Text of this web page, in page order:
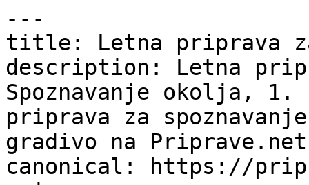
---
title: Letna priprava
description: Letna
Spoznavanje okolja,
priprava za
gradivo na
canonical: https://